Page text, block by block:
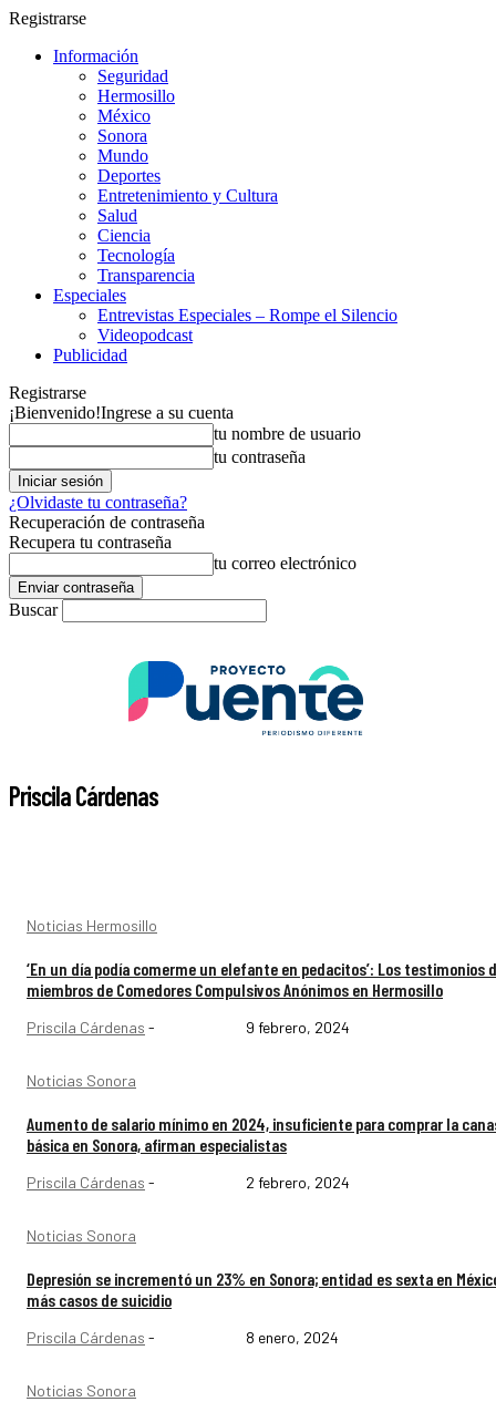
Registrarse
Información
Seguridad
Hermosillo
México
Sonora
Mundo
Deportes
Entretenimiento y Cultura
Salud
Ciencia
Tecnología
Transparencia
Especiales
Entrevistas Especiales – Rompe el Silencio
Videopodcast
Publicidad
Registrarse
¡Bienvenido!Ingrese a su cuenta
tu nombre de usuario
tu contraseña
¿Olvidaste tu contraseña?
Recuperación de contraseña
Recupera tu contraseña
tu correo electrónico
Buscar
Priscila Cárdenas
Noticias Hermosillo
‘En un día podía comerme un elefante en pedacitos’: Los testimonios
miembros de Comedores Compulsivos Anónimos en Hermosillo
Priscila Cárdenas - 9 febrero, 2024
Noticias Sonora
Aumento de salario mínimo en 2024, insuficiente para comprar la
básica en Sonora, afirman especialistas
Priscila Cárdenas - 2 febrero, 2024
Noticias Sonora
Depresión se incrementó un 23% en Sonora; entidad es sexta en
más casos de suicidio
Priscila Cárdenas - 8 enero, 2024
Noticias Sonora